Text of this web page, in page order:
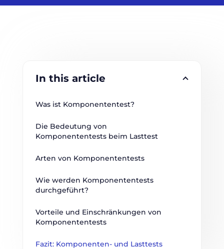
In this article
Was ist Komponententest?
Die Bedeutung von
Komponententests beim Lasttest
Arten von Komponententests
Wie werden Komponententests
durchgeführt?
Vorteile und Einschränkungen von
Komponententests
Fazit: Komponenten- und Lasttests